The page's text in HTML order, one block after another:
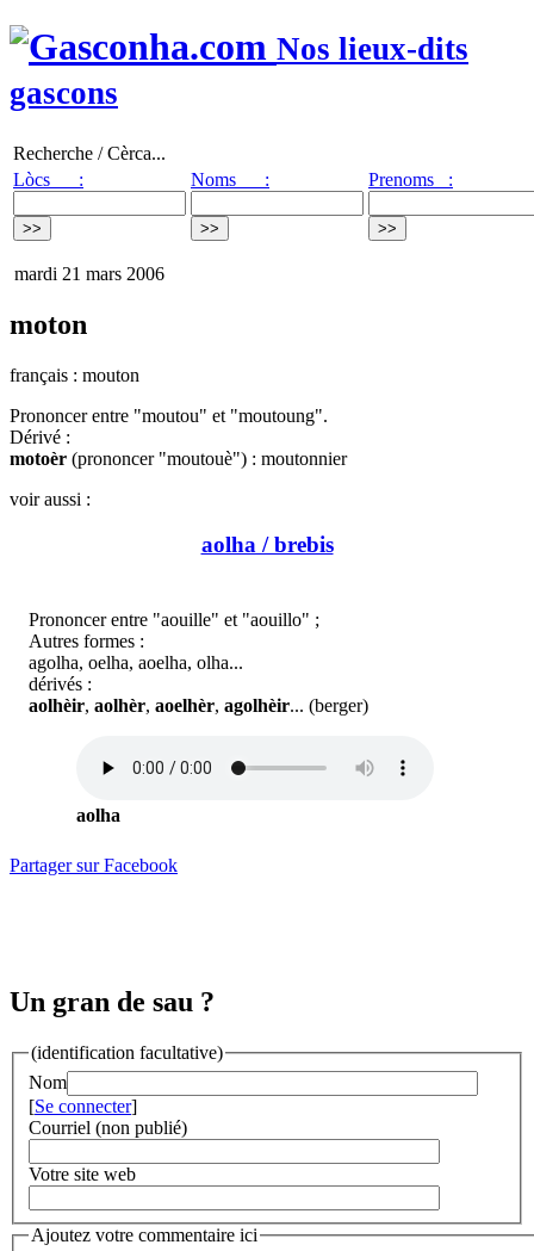
Nos lieux-dits
gascons
Recherche / Cèrca...
Lòcs :
Noms : Prenoms :
mardi 21 mars 2006
moton
français : mouton
Prononcer entre "moutou" et "moutoung".
Dérivé :
motoèr (prononcer "moutouè") : moutonnier
voir aussi :
aolha / brebis
Prononcer entre "aouille" et "aouillo" ;
Autres formes :
agolha, oelha, aoelha, olha...
dérivés :
aolhèir, aolhèr, aoelhèr, agolhèir... (berger)
aolha
Partager sur Facebook
Un gran de sau ?
(identification facultative)
Nom
[Se connecter]
Courriel (non publié)
Votre site web
Ajoutez votre commentaire ici